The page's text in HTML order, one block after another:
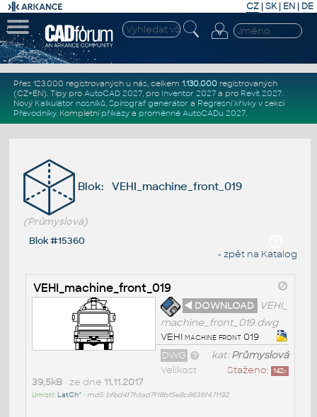
CZ | SK| EN | DE
Přes 123.000 registrovaných u nás, celkem 1.130.000registrovaných
(CZ+EN). Tipy pro AutoCAD 2027, pro Inventor 2027a pro Revit 2027.
Nový Kalkulátor nosníků, Spirograf generátor a Regresní křivkyv sekci
Převodníky. Kompletní příkazya proměnné AutoCADu 2027.
Blok: VEHI_machine_front_019
(Průmyslová)
Blok #15360
« zpět na Katalog
VEHI_machine_front_019
◄ DOWNLOAD
VEHI_
machine_front_019.dwg
VEHI machine front 019
kat:Průmyslová
DWG
Staženo: 142x
Velikost
39,5kB• ze dne 11.11.2017
Umístil: LatCh^ • md5: bfbd4f7fdad7f18b15e8c8636f471192